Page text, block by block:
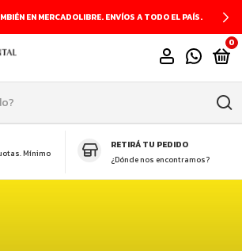
EN MERCADOLIBRE. ENVÍOS A TODO EL PAÍS.
0
Mínimo
RETIRÁ TU PEDIDO
¿Dónde nos encontramos?